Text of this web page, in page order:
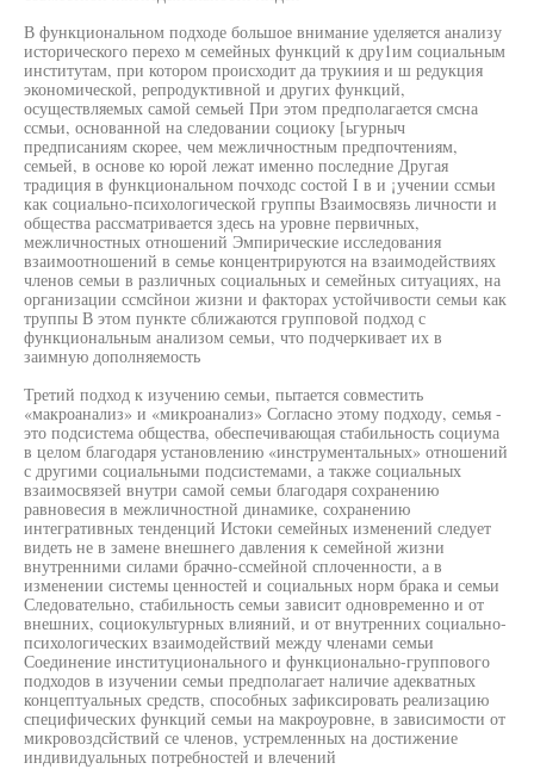
В функциональном подходе большое внимание уделяется анализу
исторического перехо м семейных функций к дру1им социальным
институтам, при котором происходит да трукиия и ш редукция
экономической, репродуктивной и других функций,
осуществляемых самой семьей При этом предполагается смсна
ссмьи, основанной на следовании социоку [ьгурныч
предписаниям скорее, чем межличностным предпочтениям,
семьей, в основе ко юрой лежат именно последние Другая
традиция в функциональном почходс состой I в и ¡учении ссмьи
как социально-психологической группы Взаимосвязь личности и
общества рассматривается здесь на уровне первичных,
межличностных отношений Эмпирические исследования
взаимоотношений в семье концентрируются на взаимодействиях
членов семьи в различных социальных и семейных ситуациях, на
организации ссмсйнои жизни и факторах устойчивости семьи как
труппы В этом пункте сближаются групповой подход с
функциональным анализом семьи, что подчеркивает их в
заимную дополняемость
Третий подход к изучению семьи, пытается совместить
«макроанализ» и «микроанализ» Согласно этому подходу, семья -
это подсистема общества, обеспечивающая стабильность социума
в целом благодаря установлению «инструментальных» отношений
с другими социальными подсистемами, а также социальных
взаимосвязей внутри самой семьи благодаря сохранению
равновесия в межличностной динамике, сохранению
интегративных тенденций Истоки семейных изменений следует
видеть не в замене внешнего давления к семейной жизни
внутренними силами брачно-ссмейной сплоченности, а в
изменении системы ценностей и социальных норм брака и семьи
Следовательно, стабильность семьи зависит одновременно и от
внешних, социокультурных влияний, и от внутренних социально-
психологических взаимодействий между членами семьи
Соединение институционального и функционально-группового
подходов в изучении семьи предполагает наличие адекватных
концептуальных средств, способных зафиксировать реализацию
специфических функций семьи на макроуровне, в зависимости от
микровоздсйствий се членов, устремленных на достижение
индивидуальных потребностей и влечений